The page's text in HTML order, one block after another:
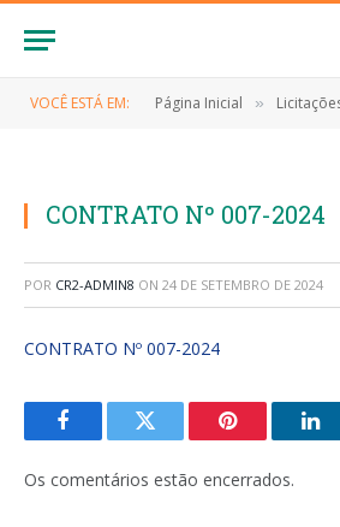
VOCÊ ESTÁ EM: Página Inicial »
CONTRATO Nº 007-2024
POR CR2-ADMIN8 ON 24 DE SETEMBRO DE 2024
CONTRATO Nº 007-2024
FacebookTwitter Pinterest
Os comentários estão encerrados.